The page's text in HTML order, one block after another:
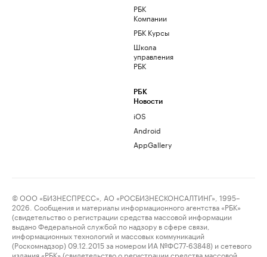
РБК
Компании
РБК Курсы
Школа
управления
РБК
РБК
Новости
iOS
Android
AppGallery
© ООО «БИЗНЕСПРЕСС», АО «РОСБИЗНЕСКОНСАЛТИНГ», 1995–
2026. Сообщения и материалы информационного агентства «РБК»
(свидетельство о регистрации средства массовой информации
выдано Федеральной службой по надзору в сфере связи,
информационных технологий и массовых коммуникаций
(Роскомнадзор) 09.12.2015 за номером ИА №ФС77-63848) и сетевого
издания «РБК» (свидетельство о регистрации средства массовой